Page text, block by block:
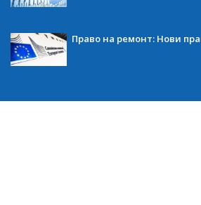
Право на ремонт: Нови